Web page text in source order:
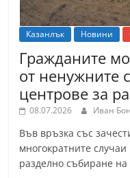
Казанлък Новини
Гражданите
от ненужните
центрове за
08.07.2026 Иван
Във връзка със
многократните
разделно събиране на